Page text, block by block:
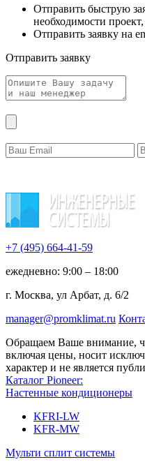
Отправить быструю
необходимости
Отправить заявку на
Отправить заявку
+7 (495) 664-41-59
ежедневно: 9:00 – 18:00
г. Москва, ул Арбат, д. 6/2
manager@promklimat.ru
Обращаем Ваше внимание,
включая цены, носит
характер и не является
Каталог Pioneer:
Настенные кондиционеры
KFRI-LW
KFR-MW
Мульти сплит системы